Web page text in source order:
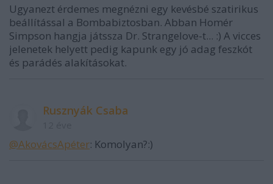
Ugyanezt érdemes megnézni egy kevésbé szatirikus
beállítással a Bombabiztosban. Abban Homér
Simpson hangja játssza Dr. Strangelove-t... :) A vicces
jelenetek helyett pedig kapunk egy jó adag feszkót
és parádés alakításokat.
Rusznyák Csaba
@AkovácsApéter: Komolyan?:)